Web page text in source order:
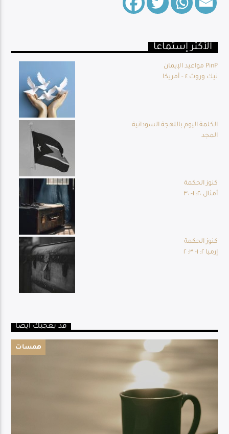
الأكثر إستماعا
مواعيد الإيمان PinP
نيك وروث ٤ – أمريكا
الكلمة اليوم باللهجة السودانية
المجد
كنوز الحكمة
أمثال ٢٠: ١- ٣٠
كنوز الحكمة
إرميا ٢: ١- ٣: ٢
قد يعجبك أيضا
همسات